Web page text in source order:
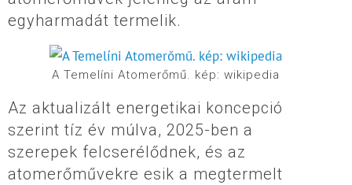
egyharmadát termelik.
A Temelíni Atomerőmű. kép: wikipedia
Az aktualizált energetikai koncepció
szerint tíz év múlva, 2025-ben a
szerepek felcserélődnek, és az
atomerőművekre esik a megtermelt